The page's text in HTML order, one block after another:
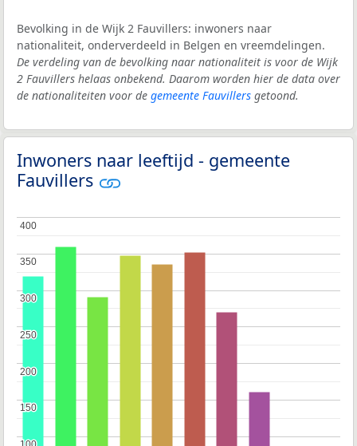
Bevolking in de Wijk 2 Fauvillers: inwoners naar
nationaliteit, onderverdeeld in Belgen en vreemdelingen.
De verdeling van de bevolking naar nationaliteit is voor de Wijk
2 Fauvillers helaas onbekend. Daarom worden hier de data over
de nationaliteiten voor de gemeente Fauvillers getoond.
Inwoners naar leeftijd - gemeente
Fauvillers
150
150
200
200
250
250
300
300
350
350
400
400